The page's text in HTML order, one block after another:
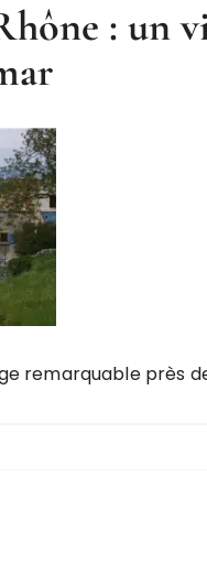
: un
remarquable près